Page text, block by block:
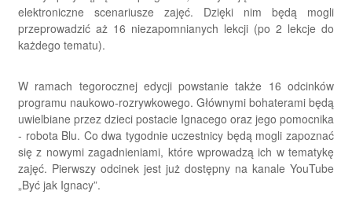
elektroniczne scenariusze zajęć. Dzięki nim będą mogli
przeprowadzić aż 16 niezapomnianych lekcji (po 2 lekcje do
każdego tematu).
W ramach tegorocznej edycji powstanie także 16 odcinków
programu naukowo-rozrywkowego. Głównymi bohaterami będą
uwielbiane przez dzieci postacie Ignacego oraz jego pomocnika
- robota Blu. Co dwa tygodnie uczestnicy będą mogli zapoznać
się z nowymi zagadnieniami, które wprowadzą ich w tematykę
zajęć. Pierwszy odcinek jest już dostępny na kanale YouTube
„Być jak Ignacy”.